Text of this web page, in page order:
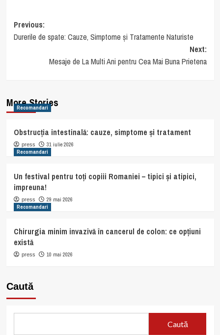
Post
navigation
Previous:
Durerile de spate: Cauze, Simptome și Tratamente Naturiste
Next:
Mesaje de La Multi Ani pentru Cea Mai Buna Prietena
More Stories
Recomandari
Obstrucția intestinală: cauze, simptome și tratament
press
31 iulie 2026
Recomandari
Un festival pentru toți copiii Romaniei – tipici și atipici,
impreuna!
press
29 mai 2026
Recomandari
Chirurgia minim invazivă în cancerul de colon: ce opțiuni
există
press 10 mai 2026
Caută
Caută